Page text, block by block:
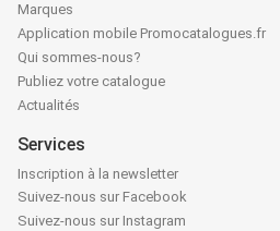
Marques
Application mobile Promocatalogues.fr
Qui sommes-nous?
Publiez votre catalogue
Actualités
Services
Inscription à la newsletter
Suivez-nous sur Facebook
Suivez-nous sur Instagram